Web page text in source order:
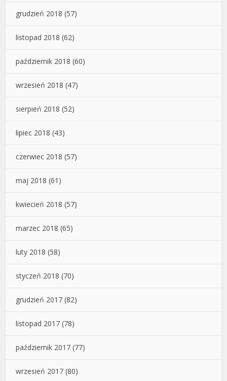
grudzień 2018 (57)
listopad 2018 (62)
październik 2018 (60)
wrzesień 2018 (47)
sierpień 2018 (52)
lipiec 2018 (43)
czerwiec 2018 (57)
maj 2018 (61)
kwiecień 2018 (57)
marzec 2018 (65)
luty 2018 (58)
styczeń 2018 (70)
grudzień 2017 (82)
listopad 2017 (78)
październik 2017 (77)
wrzesień 2017 (80)